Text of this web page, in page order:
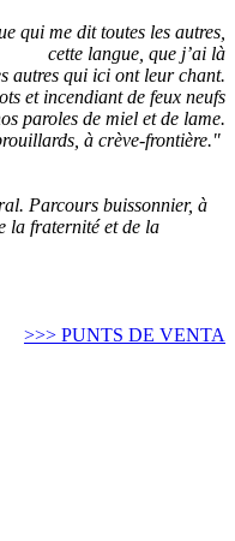
qui me dit toutes les autres,
cette langue, que j’ai là
autres qui ici ont leur chant.
et incendiant de feux neufs
paroles de miel et de lame.
à crève-frontière."
Parcours buissonnier, à
la fraternité et de la
>>> PUNTS DE VENTA